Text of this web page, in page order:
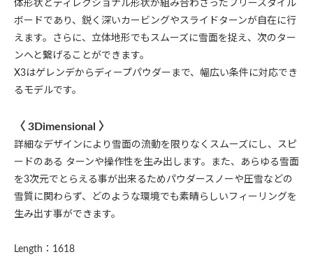
体形状とディレクショナル形状が組み合わさったフリースタイル
ボードであり、鋭く深いカービングやスライドターンが自在に行
えます。さらに、立体地形でもスムーズに雪面を捉え、次のター
ンへと繋げることができます。
X3はゲレンデからディープパウダーまで、幅広い条件に対応でき
るモデルです。
〈 3Dimensional 〉
詳細なデザインにより雪面の流動を限りなくスムーズにし、スピ
ードのある ターンや操作性を生み出します。また、あらゆる雪面
を3次元でとらえる事が出来るためパウダースノーや圧雪などの
雪質に関わらず、どのような環境でも素晴らしいフィーリングを
生み出す事ができます。
Length：1618